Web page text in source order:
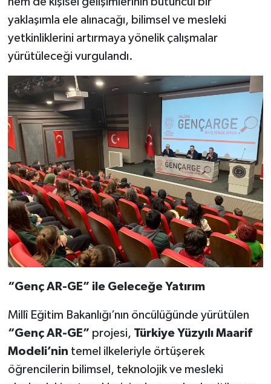
yaklaşımla ele alınacağı, bilimsel ve mesleki
yetkinliklerini artırmaya yönelik çalışmalar
yürütüleceği vurgulandı.
“Genç AR-GE” ile Geleceğe Yatırım
Millî Eğitim Bakanlığı’nın öncülüğünde yürütülen
“Genç AR-GE” projesi, Türkiye Yüzyılı Maarif
Modeli’nin temel ilkeleriyle örtüşerek
öğrencilerin bilimsel, teknolojik ve mesleki